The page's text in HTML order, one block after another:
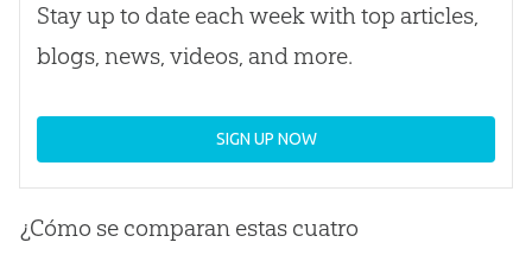
Stay up to date each week with top articles,
blogs, news, videos, and more.
SIGN UP NOW
¿Cómo se comparan estas cuatro